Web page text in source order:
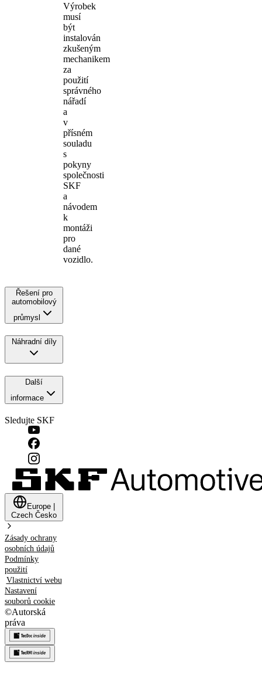
Výrobek
musí
být
instalován
zkušeným
mechanikem
za
použití
správného
nářadí
a
v
přísném
souladu
s
pokyny
společnosti
SKF
a
návodem
k
montáži
pro
dané
vozidlo.
Řešení pro
automobilový
průmysl
Náhradní díly
Další
informace
Sledujte SKF
Europe
Czech Česko
Zásady ochrany
osobních údajů
Podmínky
použití
Vlastnictví webu
Nastavení
souborů cookie
©Autorská
práva